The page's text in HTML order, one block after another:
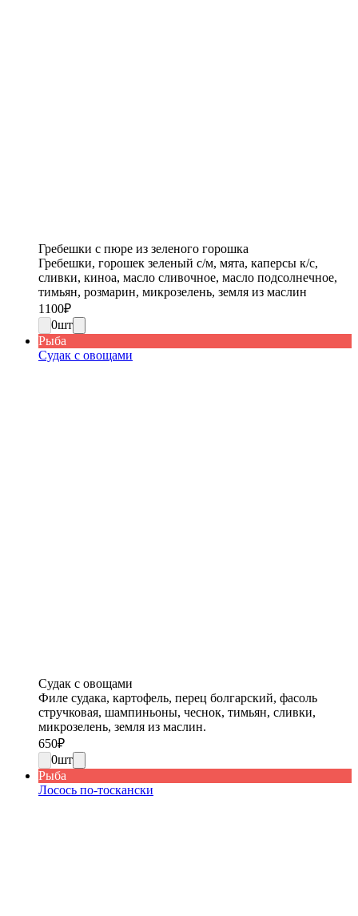
Гребешки с пюре из зеленого горошка
Гребешки, горошек зеленый с/м, мята, каперсы к/с,
сливки, киноа, масло сливочное, масло подсолнечное,
тимьян, розмарин, микрозелень, земля из маслин
1100₽
0шт
Рыба
Судак с овощами
Судак с овощами
Филе судака, картофель, перец болгарский, фасоль
стручковая, шампиньоны, чеснок, тимьян, сливки,
микрозелень, земля из маслин.
650₽
0шт
Рыба
Лосось по-тоскански